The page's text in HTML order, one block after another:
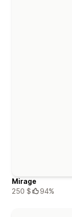
Mirage
250 $
94%